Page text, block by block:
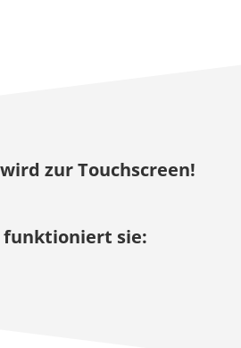
funktioniert sie:
zur Touchscreen!